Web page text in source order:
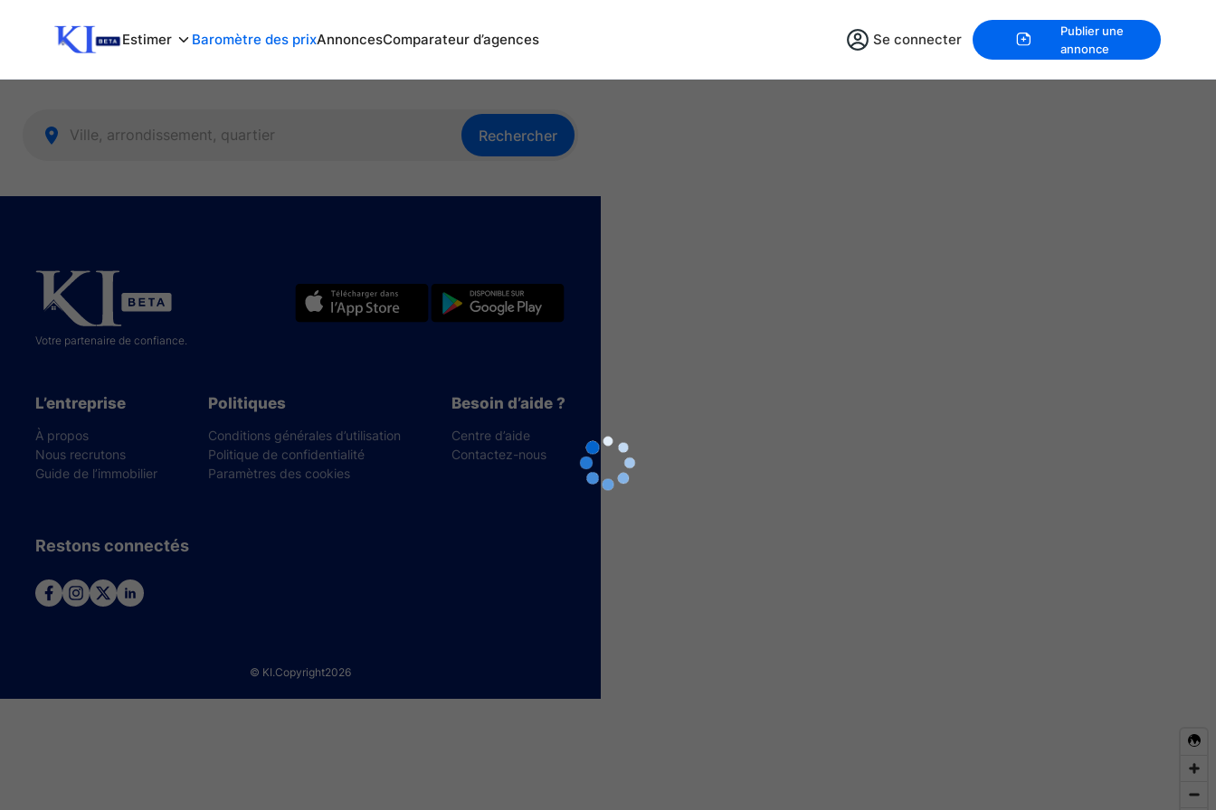
Estimer Baromètre des prixAnnoncesComparateur d’agences Se connecter
Publier une
annonce
Rechercher
Votre partenaire de confiance.
L’entreprise
À propos
Nous recrutons
Guide de l’immobilier
Politiques
Conditions générales d’utilisation
Politique de confidentialité
Paramètres des cookies
Besoin d’aide ?
Centre d’aide
Contactez-nous
Restons connectés
© KI.Copyright2026